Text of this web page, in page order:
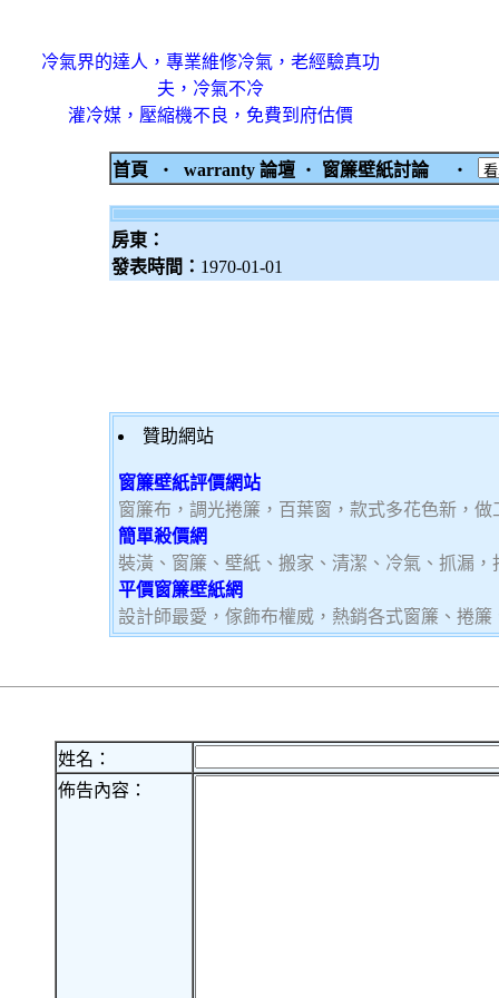
冷氣界的達人，專業維修冷氣，老經驗真功
夫，冷氣不冷
灌冷媒，壓縮機不良，免費到府估價
首頁 ‧ warranty 論壇 ‧ 窗簾壁紙討論 ‧
房東：
發表時間： 1970-01-01
贊助網站
窗簾壁紙評價網站
窗簾布，調光捲簾，百葉窗，款式多花色新，
簡單殺價網
裝潢、窗簾、壁紙、搬家、清潔、冷氣、抓漏
平價窗簾壁紙網
設計師最愛，傢飾布權威，熱銷各式窗簾、捲
姓名：
佈告內容：